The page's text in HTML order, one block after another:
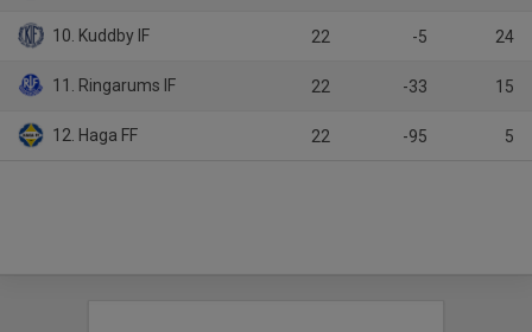
10. Kuddby IF 22 -5 24
11. Ringarums IF 22 -33 15
12. Haga FF 22 -95 5